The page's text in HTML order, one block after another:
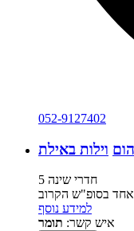
052-9127402
וילות באילת
5 חדרי שינה
למידע נוסף
איש קשר: תומר